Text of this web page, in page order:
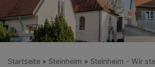
Startseite Steinheim
Steinheim - Wir